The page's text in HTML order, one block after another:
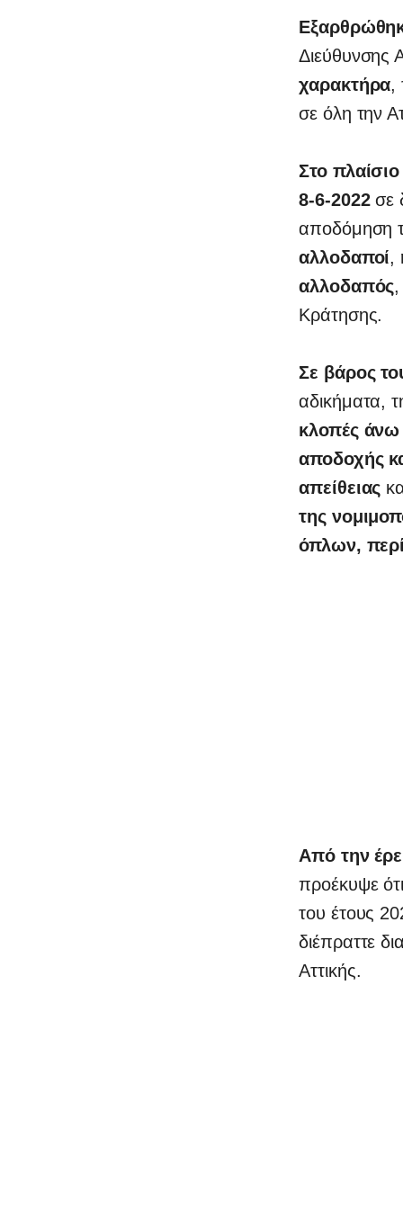
Διεύθυνσης
χαρακτήρα,
σε όλη την
Στο
8-6-2022σε
αποδόμηση
αλλοδαποί,
αλλοδαπός,
Κράτησης.
Σε βάρος
αδικήματα,
κλοπές
αποδοχής
απείθειας
της
όπλων,
Από την
προέκυψε
του έτους
διέπραττε
Αττικής.